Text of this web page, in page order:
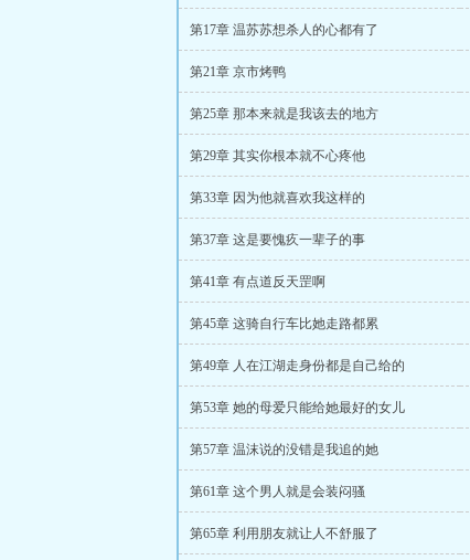
第17章 温苏苏想杀人的心都有了
第21章 京市烤鸭
第25章 那本来就是我该去的地方
第29章 其实你根本就不心疼他
第33章 因为他就喜欢我这样的
第37章 这是要愧疚一辈子的事
第41章 有点道反天罡啊
第45章 这骑自行车比她走路都累
第49章 人在江湖走身份都是自己给的
第53章 她的母爱只能给她最好的女儿
第57章 温沫说的没错是我追的她
第61章 这个男人就是会装闷骚
第65章 利用朋友就让人不舒服了